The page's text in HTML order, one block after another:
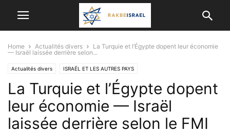
Home Actualités divers
La Turquie et l’Égypte dopent leur économie
— Israël laissée derrière selon...
Actualités divers ISRAËL ET LES AUTRES PAYS
La Turquie et l’Égypte dopent
leur économie — Israël
laissée derrière selon le FMI